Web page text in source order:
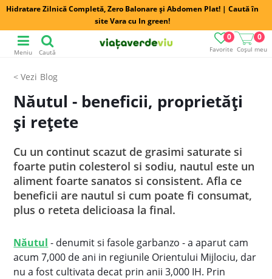
Hidratare Zilnică Completă, Zero Balonare și Abdomen Plat! | Caută în
site Vara cu In green!
Favorite
0
Coșul meu
0
Meniu Caută
Blog
Năutul - beneficii, proprietăți
și rețete
Cu un continut scazut de grasimi saturate si
foarte putin colesterol si sodiu, nautul este un
aliment foarte sanatos si consistent. Afla ce
beneficii are nautul si cum poate fi consumat,
plus o reteta delicioasa la final.
Năutul - denumit si fasole garbanzo - a aparut cam
acum 7,000 de ani in regiunile Orientului Mijlociu, dar
nu a fost cultivata decat prin anii 3,000 IH. Prin